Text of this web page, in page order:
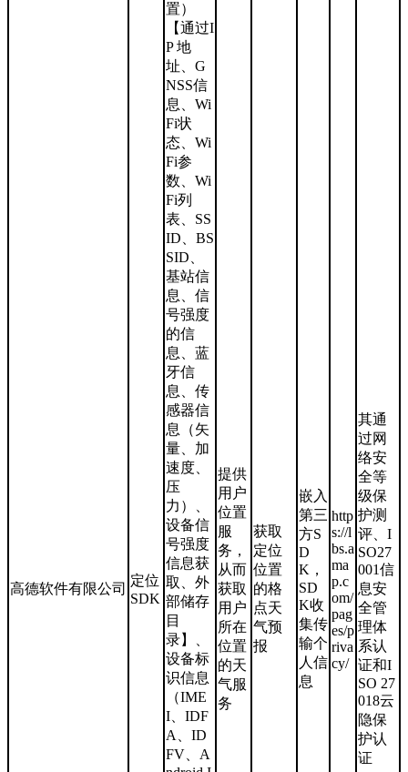
高德软件有限公司
定位
SDK
置）
【通过I
P 地
址、G
NSS信
息、Wi
Fi状
态、Wi
Fi参
数、Wi
Fi列
表、SS
ID、BS
SID、
基站信
息、信
号强度
的信
息、蓝
牙信
息、传
感器信
息（矢
量、加
速度、
压
力）、
设备信
号强度
信息获
取、外
部储存
目
录】、
设备标
识信息
（IME
I、IDF
A、ID
FV、A
提供
用户
位置
服
务，
从而
获取
用户
所在
位置
的天
气服
务
获取
定位
位置
的格
点天
气预
报
嵌入
第三
方S
D
K，
SD
K收
集传
输个
人信
息
http
s://l
bs.a
ma
p.c
om/
pag
es/p
riva
cy/
其通
过网
络安
全等
级保
护测
评、I
SO27
001信
息安
全管
理体
系认
证和I
SO 27
018云
隐保
护认
证